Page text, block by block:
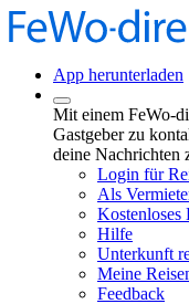
App herunterladen
Mit einem FeWo-
Gastgeber zu
deine Nachrichten
Login für
Als
Kostenloses
Hilfe
Unterkunft
Meine
Feedback